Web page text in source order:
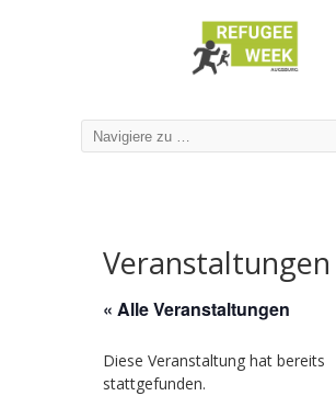
Veranstaltungen
« Alle Veranstaltungen
Diese Veranstaltung hat bereits
stattgefunden.